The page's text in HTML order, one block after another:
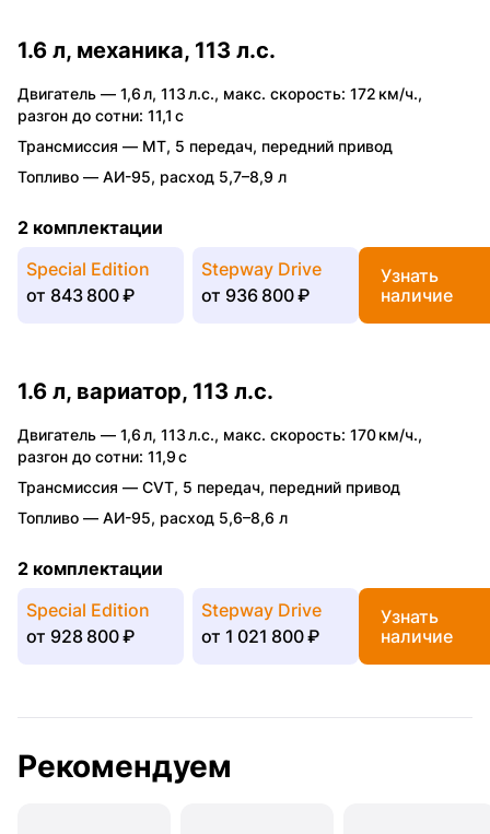
1.6 л, механика, 113 л.с.
Двигатель — 1,6 л, 113 л.с., макс. скорость: 172 км/ч.,
разгон до сотни: 11,1 с
Трансмиссия — MT, 5 передач, передний привод
Топливо — АИ-95, расход 5,7–8,9 л
2 комплектации
Special Edition
от 843 800 ₽
Stepway Drive
от 936 800 ₽
Узнать
наличие
1.6 л, вариатор, 113 л.с.
Двигатель — 1,6 л, 113 л.с., макс. скорость: 170 км/ч.,
разгон до сотни: 11,9 с
Трансмиссия — CVT, 5 передач, передний привод
Топливо — АИ-95, расход 5,6–8,6 л
2 комплектации
Special Edition
от 928 800 ₽
Stepway Drive
от 1 021 800 ₽
Узнать
наличие
Рекомендуем